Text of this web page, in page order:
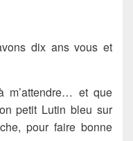
dix ans vous et
m’attendre… et que
petit Lutin bleu sur
pour faire bonne